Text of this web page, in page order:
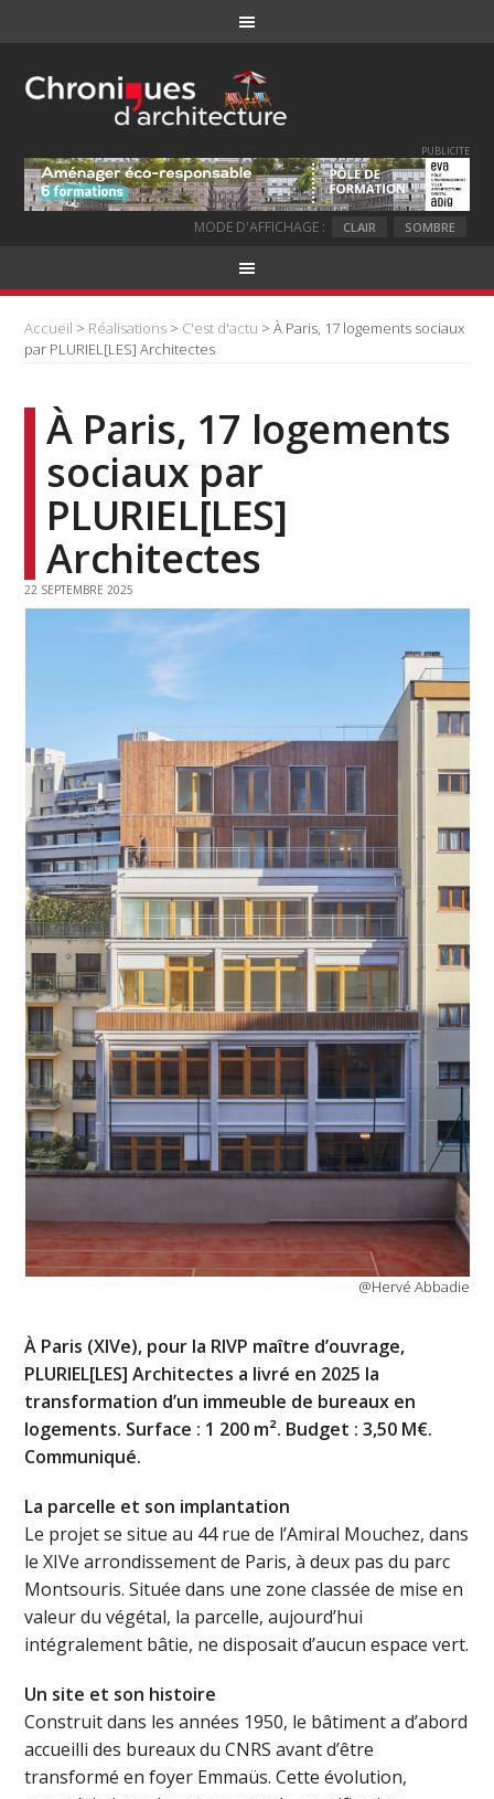
PUBLICITE
MODE D'AFFICHAGE : CLAIR SOMBRE
Accueil > Réalisations > C'est d'actu > À Paris, 17 logements sociaux
par PLURIEL[LES] Architectes
À Paris, 17 logements
sociaux par
PLURIEL[LES]
Architectes
22 SEPTEMBRE 2025
@Hervé Abbadie
À Paris (XIVe), pour la RIVP maître d’ouvrage,
PLURIEL[LES] Architectes a livré en 2025 la
transformation d’un immeuble de bureaux en
logements. Surface : 1 200 m². Budget : 3,50 M€.
Communiqué.
La parcelle et son implantation
Le projet se situe au 44 rue de l’Amiral Mouchez, dans
le XIVe arrondissement de Paris, à deux pas du parc
Montsouris. Située dans une zone classée de mise en
valeur du végétal, la parcelle, aujourd’hui
intégralement bâtie, ne disposait d’aucun espace vert.
Un site et son histoire
Construit dans les années 1950, le bâtiment a d’abord
accueilli des bureaux du CNRS avant d’être
transformé en foyer Emmaüs. Cette évolution,